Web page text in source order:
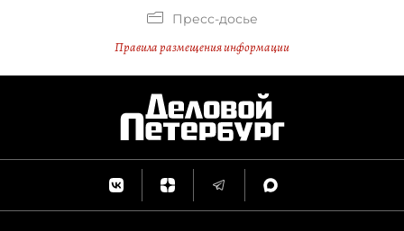
Пресс-досье
Правила размещения информации